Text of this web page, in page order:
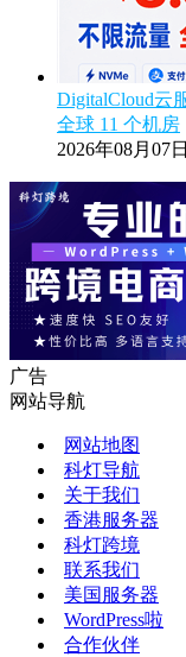
DigitalCloud云
全球 11 个机房
2026年08月07日
广告
网站导航
网站地图
科灯导航
关于我们
香港服务器
科灯跨境
联系我们
美国服务器
WordPress啦
合作伙伴